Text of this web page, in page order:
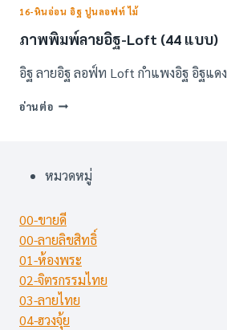
16-หินอ่อน อิฐ ปูนลอฟท์ ไม้
ภาพพิมพ์ลายอิฐ-Loft (44 แบบ)
อิฐ ลายอิฐ ลอฟ์ท Loft กำแพงอิฐ อิฐแดง
อ่านต่อภาพ
(44
หมวดหมู่
00-ขายดี
00-ลายลิขสิทธิ์
01-ห้องพระ
02-จิตรกรรมไทย
03-ลายไทย
04-ฮวงจุ้ย